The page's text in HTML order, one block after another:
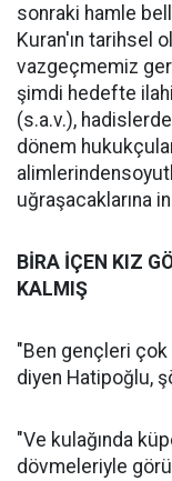
sonraki hamle
Kuran'ın tarihsel
vazgeçmemiz
şimdi hedefte
(s.a.v.),
dönem
uğraşacaklarına
BİRA İÇEN KIZ
KALMIŞ
"Ben gençleri
diyen Hatipoğlu,
"Ve kulağında
dövmeleriyle